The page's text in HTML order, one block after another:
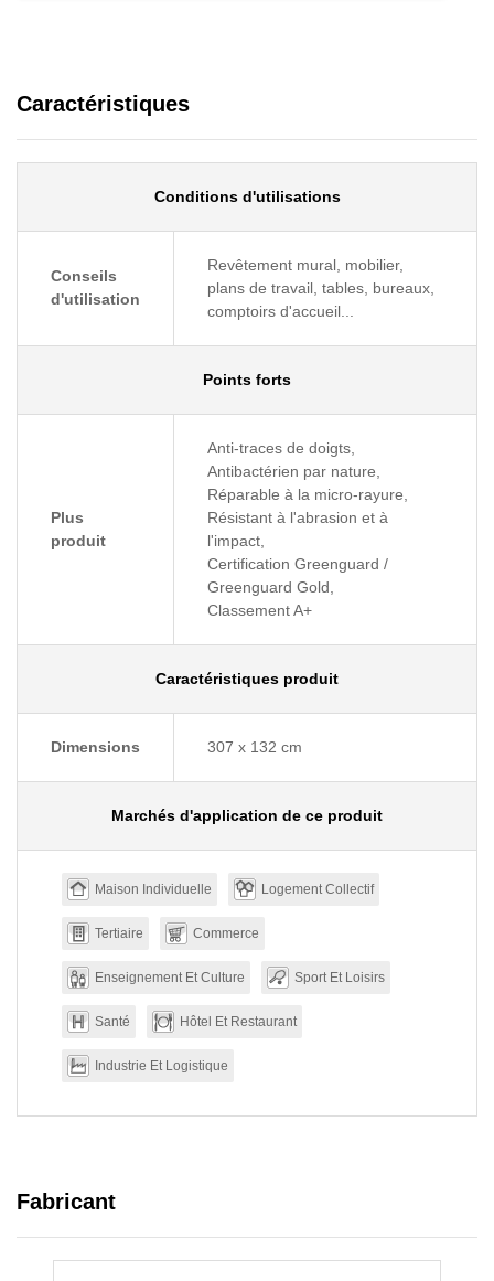
Caractéristiques
Conditions d'utilisations
Conseils
d'utilisation
Revêtement mural, mobilier,
plans de travail, tables, bureaux,
comptoirs d'accueil...
Points forts
Plus
produit
Anti-traces de doigts,
Antibactérien par nature,
Réparable à la micro-rayure,
Résistant à l'abrasion et à
l'impact,
Certification Greenguard /
Greenguard Gold,
Classement A+
Caractéristiques produit
Dimensions 307 x 132 cm
Marchés d'application de ce produit
Maison Individuelle Logement Collectif
Tertiaire Commerce
Enseignement Et Culture Sport Et Loisirs
Santé Hôtel Et Restaurant
Industrie Et Logistique
Fabricant